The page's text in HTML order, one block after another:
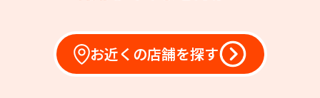
お近くの店舗を探す